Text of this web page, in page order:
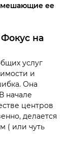
ее
на
услуг
и
Она
начале
центров
делается
( или чуть